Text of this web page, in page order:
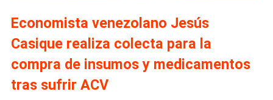
Economista venezolano Jesús
Casique realiza colecta para la
compra de insumos y medicamentos
tras sufrir ACV